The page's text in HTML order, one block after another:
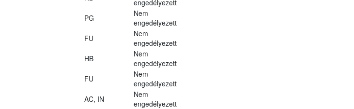
engedélyezett
PG
Nem
engedélyezett
FU
Nem
engedélyezett
HB
Nem
engedélyezett
FU
Nem
engedélyezett
AC, IN
Nem
engedélyezett